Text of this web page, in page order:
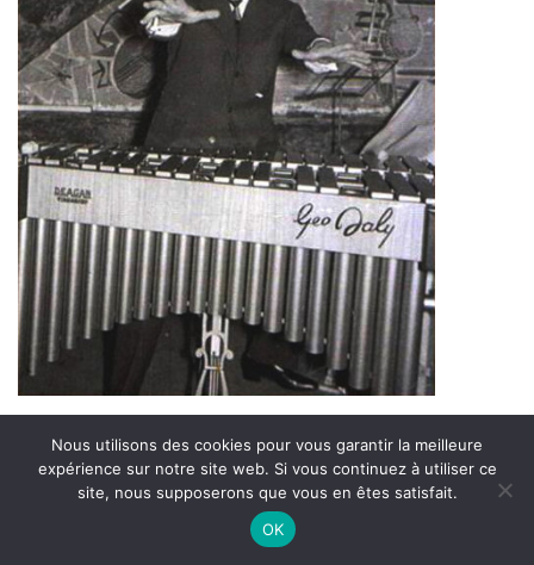
Photo https://geodaly.eu/
Né à Bois Colombes (France) le 16 avril 1923
Décédé à Sète (France) le 1er juin 1999
On Air : SY OLIVER
Gran'ma plays the numbers
Nous utilisons des cookies pour vous garantir la meilleure
expérience sur notre site web. Si vous continuez à utiliser ce
site, nous supposerons que vous en êtes satisfait.
OK